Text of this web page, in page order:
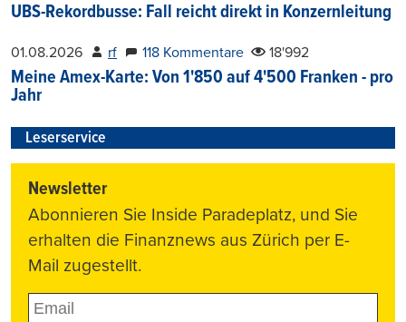
UBS-Rekordbusse: Fall reicht direkt in Konzernleitung
01.08.2026 rf 118 Kommentare 18'992
Meine Amex-Karte: Von 1'850 auf 4'500 Franken - pro
Jahr
Leserservice
Newsletter
Abonnieren Sie Inside Paradeplatz, und Sie
erhalten die Finanznews aus Zürich per E-
Mail zugestellt.